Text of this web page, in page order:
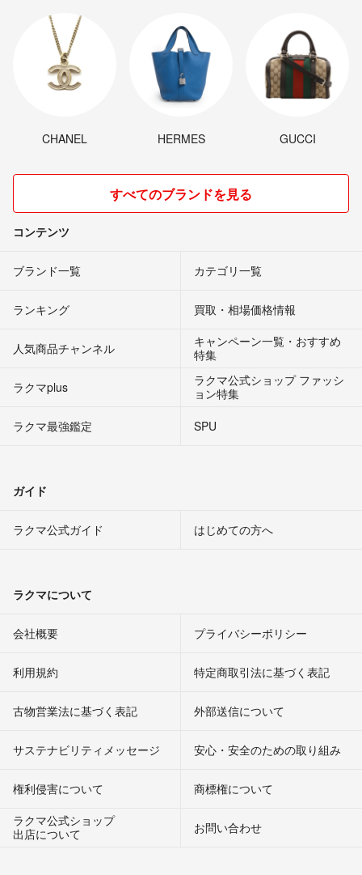
CHANEL HERMES GUCCI
すべてのブランドを見る
コンテンツ
ブランド一覧 カテゴリ一覧
ランキング 買取・相場価格情報
人気商品チャンネル
キャンペーン一覧・おすすめ
特集
ラクマplus
ラクマ公式ショップ ファッシ
ョン特集
ラクマ最強鑑定
SPU
ガイド
ラクマ公式ガイド はじめての方へ
ラクマについて
会社概要 プライバシーポリシー
利用規約 特定商取引法に基づく表記
古物営業法に基づく表記 外部送信について
サステナビリティメッセージ 安心・安全のための取り組み
権利侵害について
商標権について
ラクマ公式ショップ
出店について
お問い合わせ